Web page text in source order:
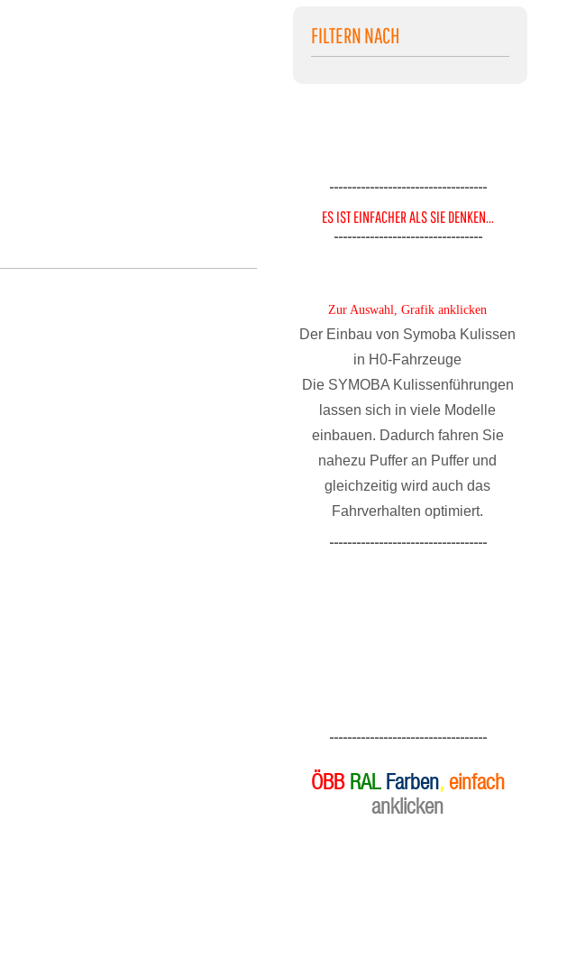
FILTERN NACH
-----------------------------------
ES IST EINFACHER ALS SIE DENKEN...
---------------------------------
Zur Auswahl, Grafik anklicken
Der Einbau von Symoba Kulissen
in H0-Fahrzeuge
Die SYMOBA Kulissenführungen
lassen sich in viele Modelle
einbauen. Dadurch fahren Sie
nahezu Puffer an Puffer und
gleichzeitig wird auch das
Fahrverhalten optimiert.
-----------------------------------
-----------------------------------
ÖBB RAL Farben, einfach
anklicken